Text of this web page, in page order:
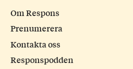
Om Respons
Prenumerera
Kontakta oss
Responspodden